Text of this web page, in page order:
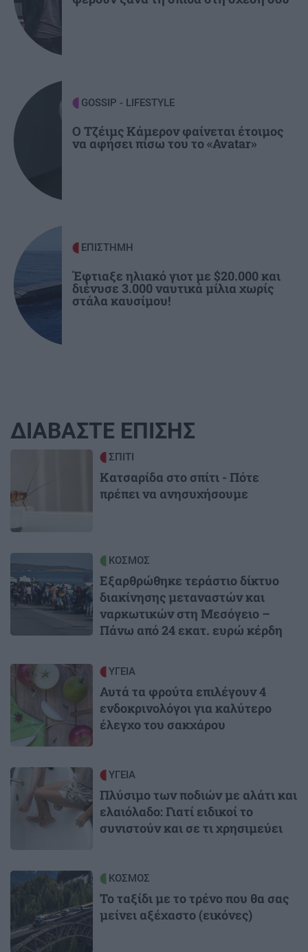
αξέχαστο (εικόνες)
Ιταλία: Τα ελαιοτριβεία ενώνονται να
αντιμετωπίσουν την κρίση
GOSSIP - LIFESTYLE
Ο Τζέιμς Κάμερον φαίνεται έτοιμος
να αφήσει πίσω του το «Avatar»
ΕΠΙΣΤΗΜΗ
Έφτιαξε ηλιακό γιοτ με $20.000 και
διένυσε 3.000 ναυτικά μίλια χωρίς
στάλα καυσίμου!
ΔΙΑΒΑΣΤΕ ΕΠΙΣΗΣ
ΣΠΙΤΙ
Κατσαρίδα στο σπίτι - Πότε
πρέπει να ανησυχήσουμε
ΚΟΣΜΟΣ
Εξαρθρώθηκε τεράστιο δίκτυο
διακίνησης μεταναστών και
ναρκωτικών στη Μεσόγειο –
Πάνω από 24 εκατ. ευρώ κέρδη
Image ΥΓΕΙΑ
Αυτά τα φρούτα επιλέγουν 4
ενδοκρινολόγοι για καλύτερο
έλεγχο του σακχάρου
Image ΥΓΕΙΑ
Πλύσιμο των ποδιών με αλάτι και
ελαιόλαδο: Γιατί ειδικοί το
συνιστούν και σε τι χρησιμεύει
Image ΚΟΣΜΟΣ
Το ταξίδι με το τρένο που θα σας
μείνει αξέχαστο (εικόνες)